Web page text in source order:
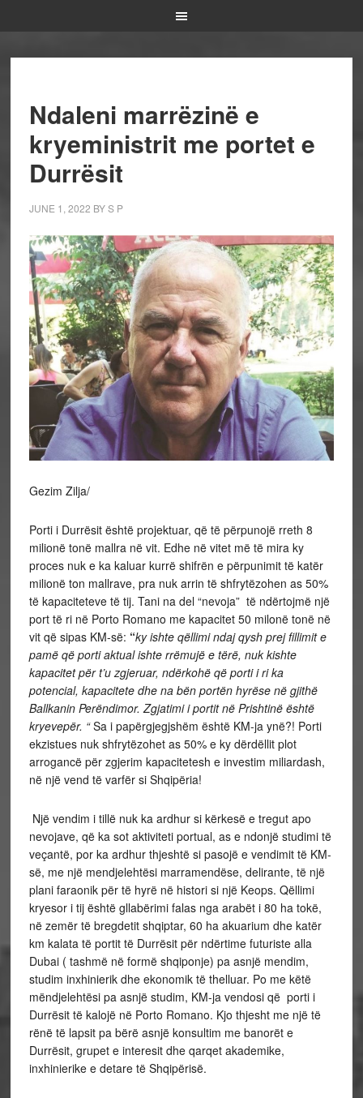
Ndaleni marrëzinë e
kryeministrit me portet e
Durrësit
JUNE 1, 2022 BYS P
Gezim Zilja/
Porti i Durrësit është projektuar, që të përpunojë rreth 8
milionë tonë mallra në vit. Edhe në vitet më të mira ky
proces nuk e ka kaluar kurrë shifrën e përpunimit të katër
milionë ton mallrave, pra nuk arrin të shfrytëzohen as 50%
të kapaciteteve të tij. Tani na del “nevoja” të ndërtojmë një
port të ri në Porto Romano me kapacitet 50 milonë tonë në
vit që sipas KM-së: “ky ishte qëllimi ndaj qysh prej fillimit e
pamë që porti aktual ishte rrëmujë e tërë, nuk kishte
kapacitet për t’u zgjeruar, ndërkohë që porti i ri ka
potencial, kapacitete dhe na bën portën hyrëse në gjithë
Ballkanin Perëndimor. Zgjatimi i portit në Prishtinë është
kryevepër. “Sa i papërgjegjshëm është KM-ja ynë?! Porti
ekzistues nuk shfrytëzohet as 50% e ky dërdëllit plot
arrogancë për zgjerim kapacitetesh e investim miliardash,
në një vend të varfër si Shqipëria!
Një vendim i tillë nuk ka ardhur si kërkesë e tregut apo
nevojave, që ka sot aktiviteti portual, as e ndonjë studimi të
veçantë, por ka ardhur thjeshtë si pasojë e vendimit të KM-
së, me një mendjelehtësi marramendëse, delirante, të një
plani faraonik për të hyrë në histori si një Keops. Qëllimi
kryesor i tij është gllabërimi falas nga arabët i 80 ha tokë,
në zemër të bregdetit shqiptar, 60 ha akuarium dhe katër
km kalata të portit të Durrësit për ndërtime futuriste alla
Dubai ( tashmë në formë shqiponje) pa asnjë mendim,
studim inxhinierik dhe ekonomik të thelluar. Po me këtë
mëndjelehtësi pa asnjë studim, KM-ja vendosi që porti i
Durrësit të kalojë në Porto Romano. Kjo thjesht me një të
rënë të lapsit pa bërë asnjë konsultim me banorët e
Durrësit, grupet e interesit dhe qarqet akademike,
inxhinierike e detare të Shqipërisë.